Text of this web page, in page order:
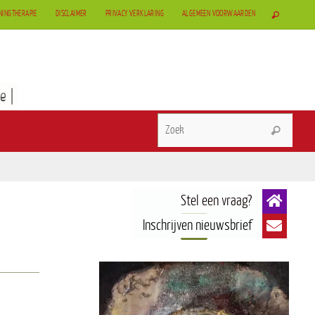
DISCLAIMER PRIVACY VERKLARING ALGEMEEN VOORWAARDEN
|